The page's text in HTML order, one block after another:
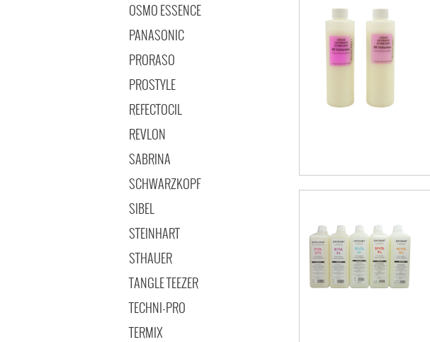
OSMO ESSENCE
PANASONIC
PRORASO
PROSTYLE
REFECTOCIL
REVLON
SABRINA
SCHWARZKOPF
SIBEL
STEINHART
STHAUER
TANGLE TEEZER
TECHNI-PRO
TERMIX